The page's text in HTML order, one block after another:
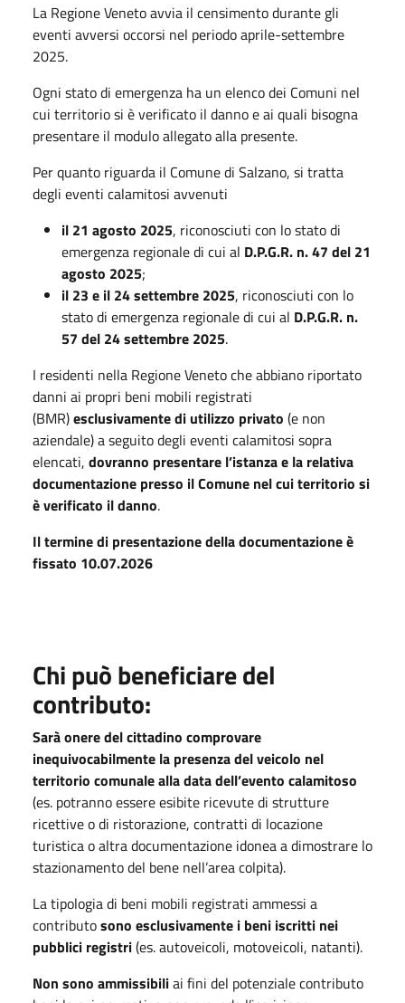
La Regione Veneto avvia il censimento durante gli
eventi avversi occorsi nel periodo aprile-settembre
2025.
Ogni stato di emergenza ha un elenco dei Comuni nel
cui territorio si è verificato il danno e ai quali bisogna
presentare il modulo allegato alla presente.
Per quanto riguarda il Comune di Salzano, si tratta
degli eventi calamitosi avvenuti
il 21 agosto 2025, riconosciuti con lo stato di
emergenza regionale di cui al D.P.G.R. n. 47 del 21
agosto 2025;
il 23 e il 24 settembre 2025, riconosciuti con lo
stato di emergenza regionale di cui al D.P.G.R. n.
57 del 24 settembre 2025.
I residenti nella Regione Veneto che abbiano riportato
danni ai propri beni mobili registrati
(BMR)esclusivamente di utilizzo privato (e non
aziendale) a seguito degli eventi calamitosi sopra
elencati, dovranno presentare l’istanza e la relativa
documentazione presso il Comune nel cui territorio si
èverificato il danno.
Il termine di presentazione della documentazione è
fissato 10.07.2026
Chi può beneficiare del
contributo:
Sarà onere del cittadino comprovare
inequivocabilmente la presenza del veicolo nel
territorio comunale alla data dell’evento calamitoso
(es. potranno essere esibite ricevute di strutture
ricettive o di ristorazione, contratti di locazione
turistica o altra documentazione idonea a dimostrare lo
stazionamento del bene nell’area colpita).
La tipologia di beni mobili registrati ammessi a
contributosono esclusivamente i beni iscritti nei
pubblici registri(es. autoveicoli, motoveicoli, natanti).
Non sono ammissibiliai fini del potenziale contributo